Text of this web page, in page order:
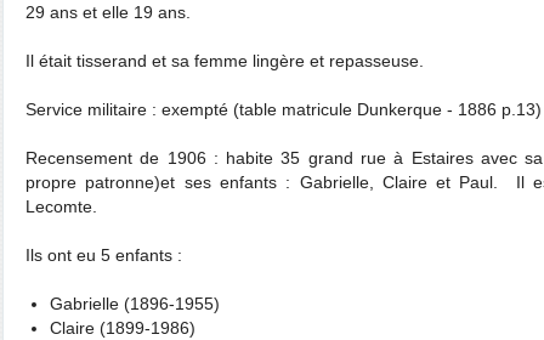
29 ans et elle 19 ans.
Il était tisserand et sa femme lingère et repasseuse.
Service militaire : exempté (table matricule Dunkerque - 1886 p.13)
Recensement de 1906 : habite 35 grand rue à Estaires avec
propre patronne)et ses enfants : Gabrielle, Claire et Paul. Il
Lecomte.
Ils ont eu 5 enfants :
Gabrielle (1896-1955)
Claire (1899-1986)